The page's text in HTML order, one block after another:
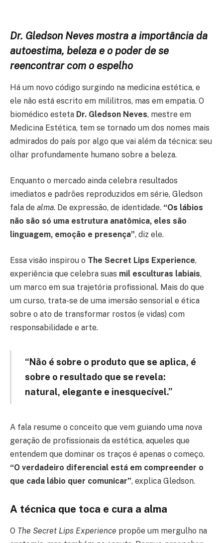
Dr. Gledson Neves mostra a importância da
autoestima, beleza e o poder de se
reencontrar com o espelho
Há um novo código surgindo na medicina estética, e
ele não está escrito em mililitros, mas em empatia. O
biomédico esteta Dr. Gledson Neves, mestre em
Medicina Estética, tem se tornado um dos nomes mais
admirados do país por algo que vai além da técnica: seu
olhar profundamente humano sobre a beleza.
Enquanto o mercado ainda celebra resultados
imediatos e padrões reproduzidos em série, Gledson
fala de alma. De expressão, de identidade. “Os lábios
não são só uma estrutura anatômica, eles são
linguagem, emoção e presença”, diz ele.
Essa visão inspirou o The Secret Lips Experience,
experiência que celebra suas mil esculturas labiais,
um marco em sua trajetória profissional. Mais do que
um curso, trata-se de uma imersão sensorial e ética
sobre o ato de transformar rostos (e vidas) com
responsabilidade e arte.
“Não é sobre o produto que se aplica, é
sobre o resultado que se revela:
natural, elegante e inesquecível.”
A fala resume o conceito que vem guiando uma nova
geração de profissionais da estética, aqueles que
entendem que dominar os traços é apenas o começo.
“O verdadeiro diferencial está em compreender o
que cada lábio quer comunicar”, explica Gledson.
A técnica que toca e cura a alma
O The Secret Lips Experience propõe um mergulho na